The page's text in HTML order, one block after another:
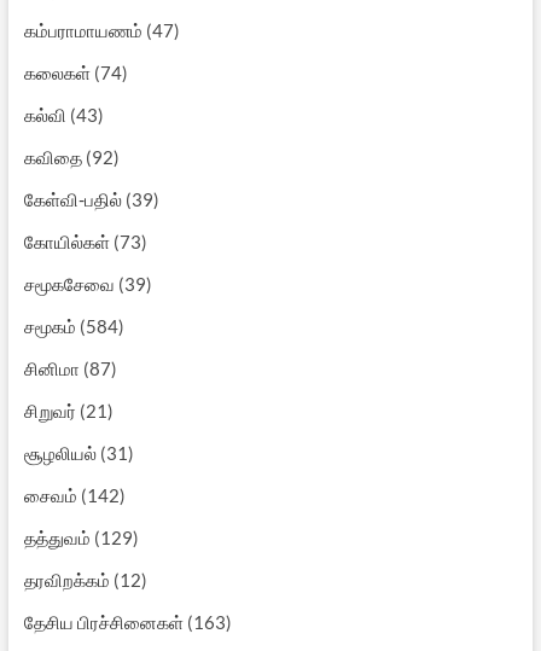
கம்பராமாயணம் (47)
கலைகள்(74)
கல்வி (43)
கவிதை(92)
கேள்வி-பதில்(39)
கோயில்கள்(73)
சமூகசேவை (39)
சமூகம் (584)
சினிமா (87)
சிறுவர் (21)
சூழலியல்(31)
சைவம் (142)
தத்துவம் (129)
தரவிறக்கம் (12)
தேசிய பிரச்சினைகள்(163)